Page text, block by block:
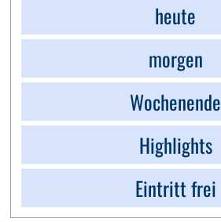
heute
morgen
Wochenende
Highlights
Eintritt frei